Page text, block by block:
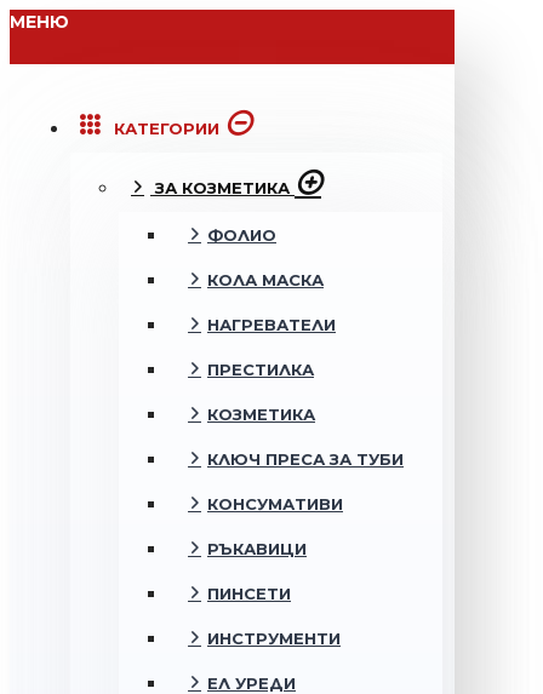
МЕНЮ
КАТЕГОРИИ
ЗА КОЗМЕТИКА
ФОЛИО
КОЛА МАСКА
НАГРЕВАТЕЛИ
ПРЕСТИЛКА
КОЗМЕТИКА
КЛЮЧ ПРЕСА ЗА ТУБИ
КОНСУМАТИВИ
РЪКАВИЦИ
ПИНСЕТИ
ИНСТРУМЕНТИ
ЕЛ УРЕДИ